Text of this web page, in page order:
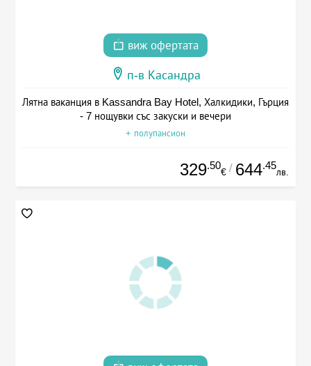
виж офертата
п-в Касандра
Лятна ваканция в Kassandra Bay Hotel, Халкидики, Гърция
- 7 нощувки със закуски и вечери
+ полупансион
329.50
€ / 644.45
лв.